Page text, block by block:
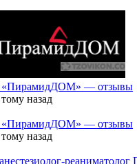
— отзывы
назад
— отзывы
назад
реаниматолог